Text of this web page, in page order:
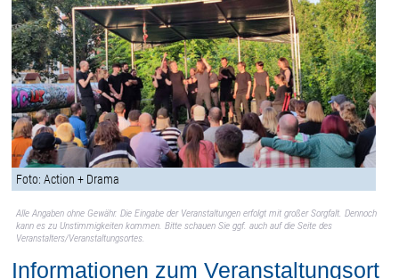
Foto: Action + Drama
Alle Angaben ohne Gewähr. Die Eingabe der Veranstaltungen erfolgt mit großer Sorgfalt. Dennoch
kann es zu Unstimmigkeiten kommen. Bitte schauen Sie ggf. auch auf die Seite des
Veranstalters/Veranstaltungsortes.
Informationen zum Veranstaltungsort